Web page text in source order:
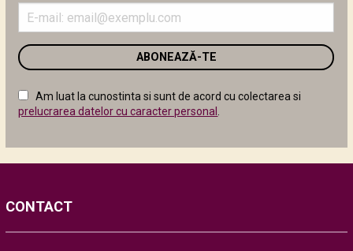
adresa
email
în
următor
Am luat la cunostinta si sunt de acord cu colectarea si
prelucrarea datelor cu caracter personal
CONTACT